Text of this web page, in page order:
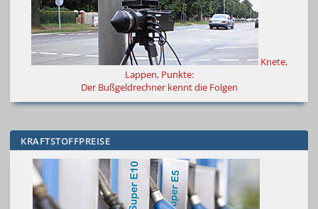
Knete,
Lappen, Punkte:
Der Bußgeldrechner kennt die Folgen
KRAFTSTOFFPREISE